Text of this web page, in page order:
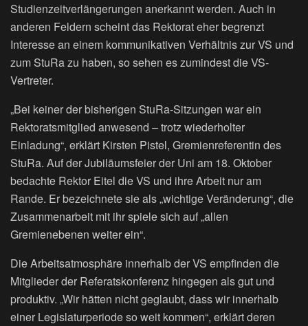
Studienzeitverlängerungen anerkannt werden. Auch in
anderen Feldern scheint das Rektorat eher begrenzt
Interesse an einem kommunikativen Verhältnis zur VS und
zum StuRa zu haben, so sehen es zumindest die VS-
Vertreter.
„Bei keiner der bisherigen StuRa-Sitzungen war ein
Rektoratsmitglied anwesend – trotz wiederholter
Einladung“, erklärt Kirsten Pistel, Gremienreferentin des
StuRa. Auf der Jubiläumsfeier der Uni am 18. Oktober
bedachte Rektor Eitel die VS und ihre Arbeit nur am
Rande. Er bezeichnete sie als „wichtige Veränderung“, die
Zusammenarbeit mit ihr spiele sich auf „allen
Gremienebenen weiter ein“.
Die Arbeitsatmosphäre innerhalb der VS empfinden die
Mitglieder der Referatskonferenz hingegen als gut und
produktiv. „Wir hätten nicht geglaubt, dass wir innerhalb
einer Legislaturperiode so weit kommen“, erklärt deren